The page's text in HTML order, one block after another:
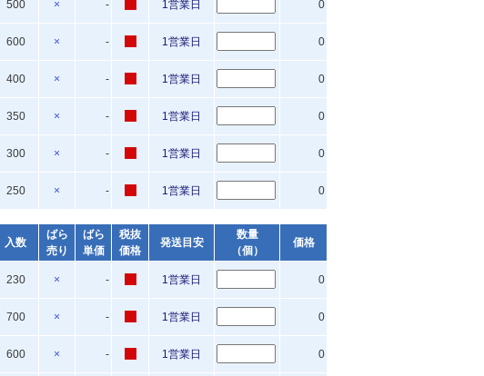
500 × - 1営業日 0
600 × - 1営業日 0
400 × - 1営業日 0
350 × - 1営業日 0
300 × - 1営業日 0
250 × - 1営業日 0
入数
ばら
売り
ばら
単価
税抜
価格
発送目安
数量
（個）
価格
230 × - 1営業日 0
700 × - 1営業日 0
600 × - 1営業日 0